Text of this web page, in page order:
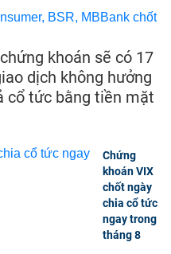
khoán sẽ có 17
dịch không hưởng
cổ tức bằng tiền mặt
Chứng
khoán VIX
chốt ngày
chia cổ tức
ngay trong
tháng 8